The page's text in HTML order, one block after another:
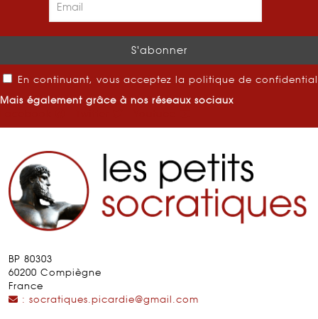
En continuant, vous acceptez la politique de
Mais également grâce à nos réseaux sociaux
BP 80303
60200 Compiègne
France
: socratiques.picardie@gmail.com